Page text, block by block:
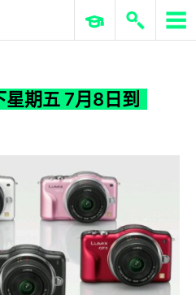
下星期五 7月8日到港！
ERP 與商業 AI
期五 7月8日到